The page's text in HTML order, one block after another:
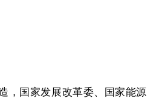
，国家发展改革委、国家能源